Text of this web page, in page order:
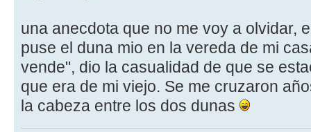
una anecdota que no me voy a olvidar,
puse el duna mio en la vereda de mi
vende", dio la casualidad de que se
que era de mi viejo. Se me cruzaron
la cabeza entre los dos dunas